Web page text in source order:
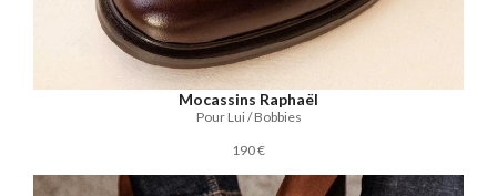
Mocassins Raphaël
Pour Lui / Bobbies
190 €